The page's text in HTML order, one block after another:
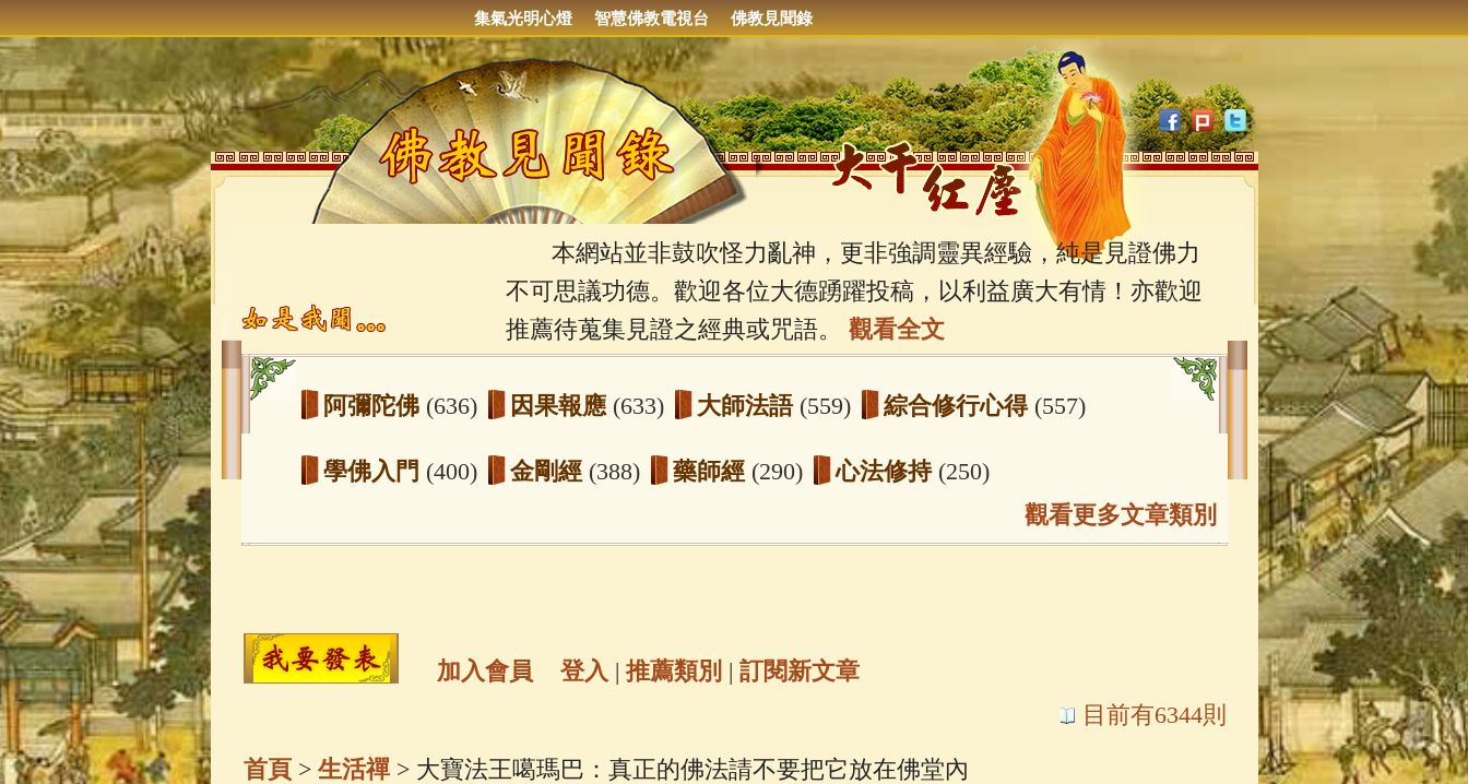
集氣光明心燈 智慧佛教電視台 佛教見聞錄
本網站並非鼓吹怪力亂神，更非強調靈異經驗，純是見證佛力
不可思議功德。歡迎各位大德踴躍投稿，以利益廣大有情！亦歡迎
推薦待蒐集見證之經典或咒語。 觀看全文
阿彌陀佛 (636) 因果報應 (633) 大師法語 (559) 綜合修行心得 (557)
學佛入門 (400) 金剛經 (388) 藥師經 (290) 心法修持 (250)
玉曆寶鈔(236) 地藏經(225) 臨終助念(190) 文殊菩薩(165)
高僧故事 (141) 放生護生 (133) 戒除邪淫(129)
觀看更多文章類別
加入會員 登入 | 推薦類別 | 訂閱新文章
目前有6344則
首頁> 生活禪> 大寶法王噶瑪巴：真正的佛法請不要把它放在佛堂內